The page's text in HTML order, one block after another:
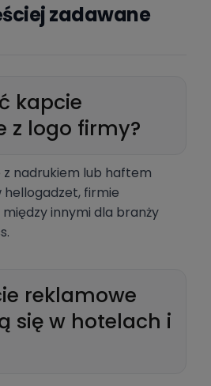
zadawane
kapcie
z logo firmy?
nadrukiem lub haftem
firmie
innymi dla branży
reklamowe
się w hotelach i